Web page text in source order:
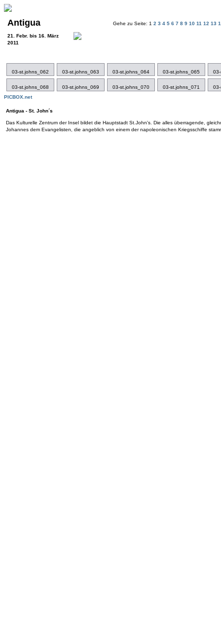
Antigua
21. Febr. bis 16. März
2011
Gehe zu Seite: 12345678910111213
03-st.johns_062 03-st.johns_063 03-st.johns_064 03-st.johns_065
03-st.johns_068 03-st.johns_069 03-st.johns_070 03-st.johns_071
PICBOX.net
Antigua - St. John´s
Das Kulturelle Zentrum der Insel bildet die Hauptstadt St.John's. Die alles überragende,
Johannes dem Evangelisten, die angeblich von einem der napoleonischen Kriegsschiffe